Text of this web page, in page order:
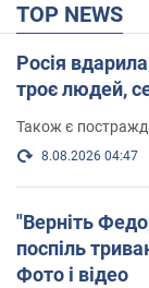
TOP NEWS
Росія
троє людей,
Також є
8.08.2026 04:47
"Верніть
поспіль
Фото і відео